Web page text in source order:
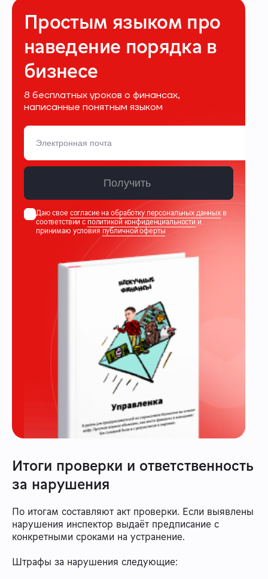
Простым языком про
наведение порядка в
бизнесе
8 бесплатных уроков о финансах,
написанные понятным языком
Получить
Даю свое согласие на обработку персональных данных в
соответствии сполитикой конфиденциальностии
принимаю условияпубличной оферты
Итоги проверки и ответственность
за нарушения
По итогам составляют акт проверки. Если выявлены
нарушения инспектор выдаёт предписание с
конкретными сроками на устранение.
Штрафы за нарушения следующие: